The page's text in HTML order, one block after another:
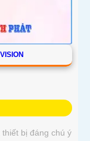
thiết bị đáng chú ý